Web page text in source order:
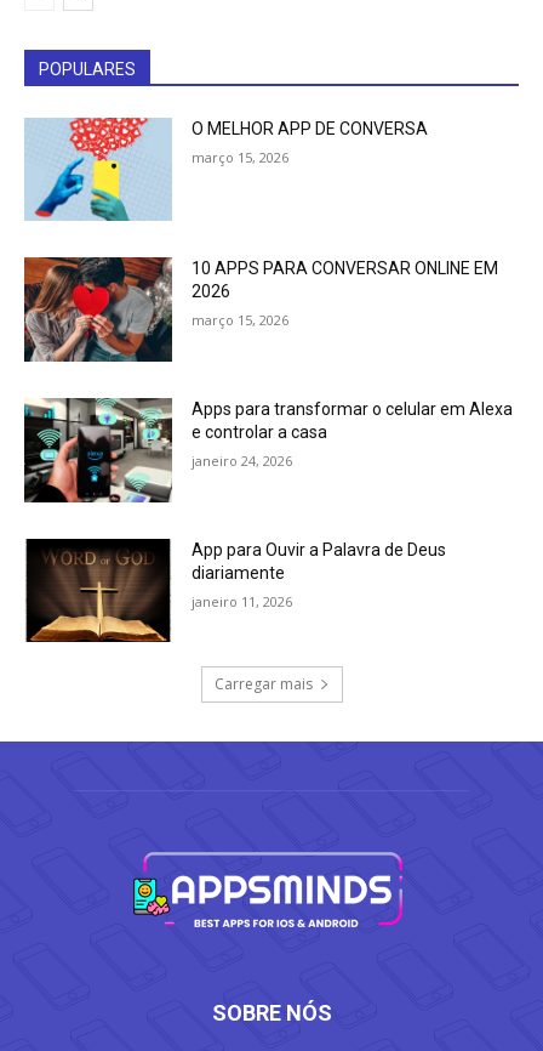
POPULARES
O MELHOR APP DE CONVERSA
março 15, 2026
10 APPS PARA CONVERSAR ONLINE EM
2026
março 15, 2026
Apps para transformar o celular em Alexa
e controlar a casa
janeiro 24, 2026
App para Ouvir a Palavra de Deus
diariamente
janeiro 11, 2026
Carregar mais
SOBRE NÓS